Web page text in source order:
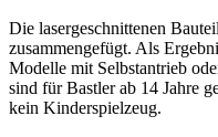
Die lasergeschnittenen
zusammengefügt. Als
Modelle mit Selbstantrieb
sind für Bastler ab 14 Jahre
kein Kinderspielzeug.